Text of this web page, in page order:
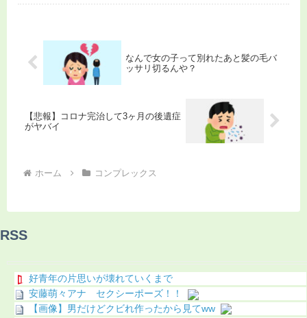
なんで女の子って別れたあと髪の毛バ
ッサリ切るんや？
【悲報】コロナ完治して3ヶ月の後遺症
がヤバイ
ホーム コンプレックス
RSS
好青年の片思いが壊れていくまで
安藤萌々アナ セクシーポーズ！！
【画像】男だけどクビれ作ったから見てww